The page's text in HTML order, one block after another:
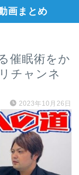
画まとめ
催眠術をか
チャンネ
2023年10月26日